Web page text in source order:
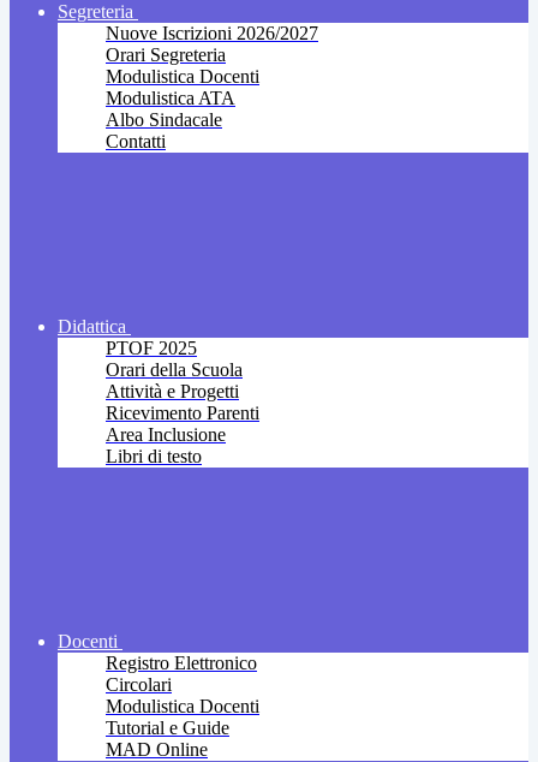
Segreteria
Nuove Iscrizioni 2026/2027
Orari Segreteria
Modulistica Docenti
Modulistica ATA
Albo Sindacale
Contatti
Didattica
PTOF 2025
Orari della Scuola
Attività e Progetti
Ricevimento Parenti
Area Inclusione
Libri di testo
Docenti
Registro Elettronico
Circolari
Modulistica Docenti
Tutorial e Guide
MAD Online